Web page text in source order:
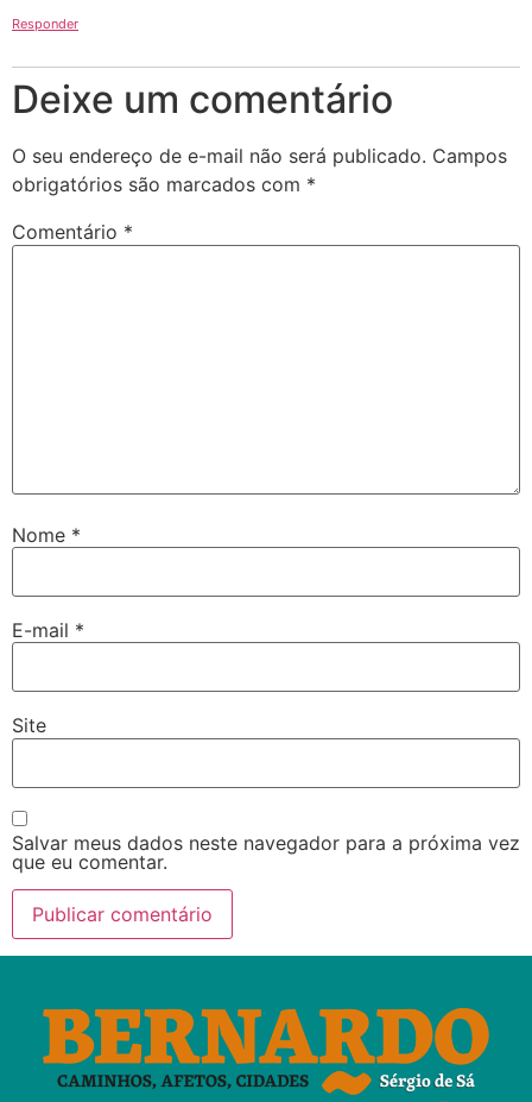
Responder
Deixe um comentário
O seu endereço de e-mail não será publicado. Campos
obrigatórios são marcados com *
Comentário *
Nome *
E-mail *
Site
Salvar meus dados neste navegador para a próxima vez
que eu comentar.